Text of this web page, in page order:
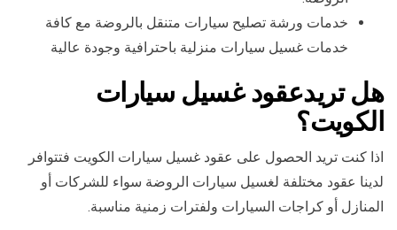
خدمات ورشة تصليح سيارات متنقل بالروضة مع كافة
خدمات غسيل سيارات منزلية باحترافية وجودة عالية
هل تريدعقود غسيل سيارات
الكويت؟
اذا كنت تريد الحصول على عقود غسيل سيارات الكويت فتتوافر
لدينا عقود مختلفة لغسيل سيارات الروضة سواء للشركات أو
المنازل أو كراجات السيارات ولفترات زمنية مناسبة.